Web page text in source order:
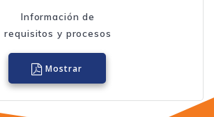
Información de
requisitos y procesos
Mostrar